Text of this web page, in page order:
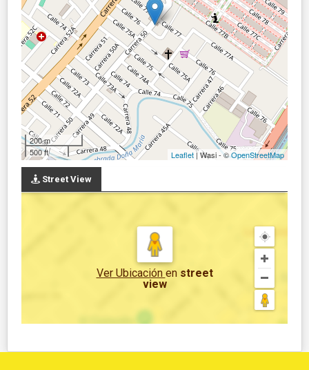
200 m
500 ft
Leaflet| Wasi - ©OpenStreetMap
Street View
Ver Ubicación en street
view